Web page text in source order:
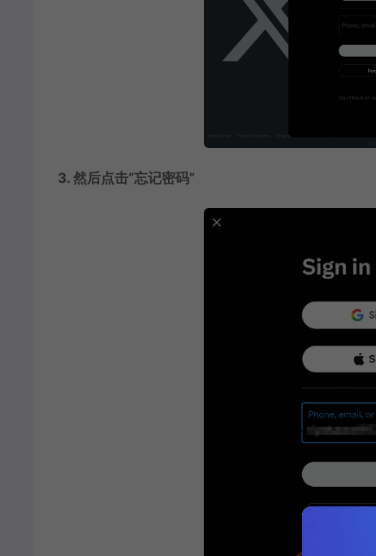
3. 然后点击“忘记密码”